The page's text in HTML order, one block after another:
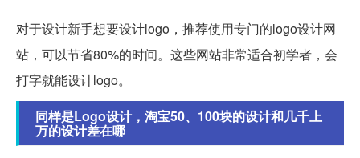
对于设计新手想要设计logo，推荐使用专门的logo设计网
站，可以节省80%的时间。这些网站非常适合初学者，会
打字就能设计logo。
同样是Logo设计，淘宝50、100块的设计和几千上
万的设计差在哪